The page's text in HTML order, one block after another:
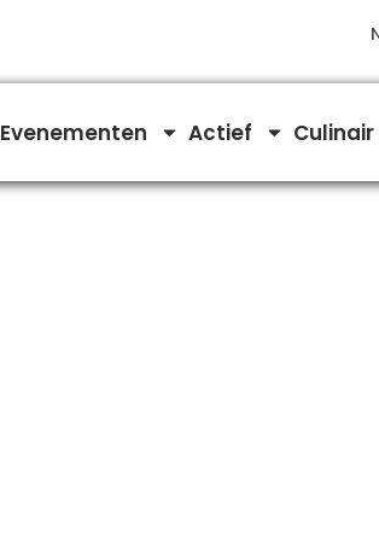
Evenementen Actief Culinair